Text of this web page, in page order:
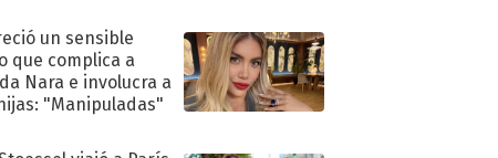
un sensible
que complica a
Nara e involucra a
"Manipuladas"